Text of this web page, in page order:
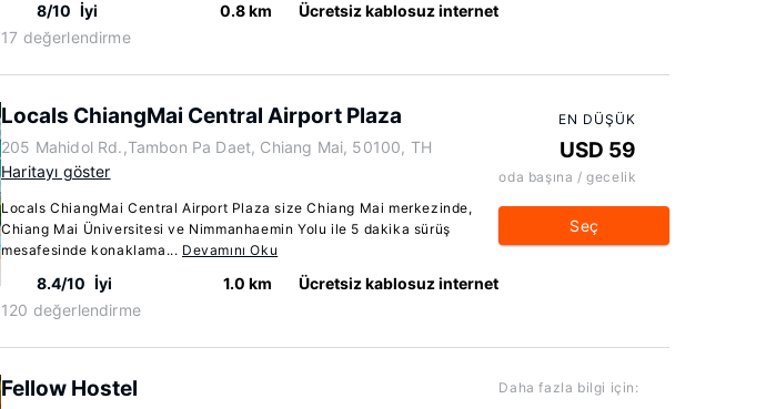
8/10 İyi
17 değerlendirme
0.8 km Ücretsiz kablosuz internet
Locals ChiangMai Central Airport Plaza
205 Mahidol Rd.,Tambon Pa Daet, Chiang Mai, 50100, TH
Haritayı göster
Locals ChiangMai Central Airport Plaza size Chiang Mai merkezinde,
Chiang Mai Üniversitesi ve Nimmanhaemin Yolu ile 5 dakika sürüş
mesafesinde konaklama... Devamını Oku
8.4/10 İyi
120 değerlendirme
1.0 km Ücretsiz kablosuz internet
EN DÜŞÜK
USD 59
oda başına / gecelik
Seç
Fellow Hostel Daha fazla bilgi için: